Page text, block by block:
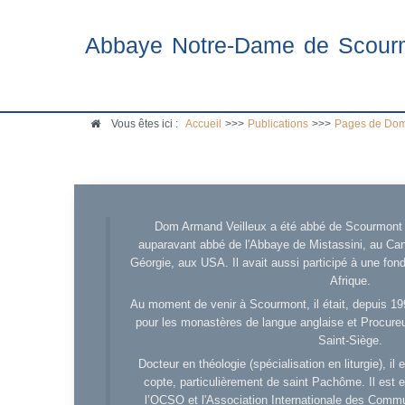
Abbaye Notre-Dame de
Vous êtes ici : Accueil >>> Publications >>> Pages de
Dom Armand Veilleux a été abbé de
auparavant abbé de l'Abbaye de Mistassini, au
Géorgie, aux USA. Il avait aussi participé à une
Afrique.
Au moment de venir à Scourmont, il était, depuis
pour les monastères de langue anglaise et
Saint-Siège.
Docteur en théologie (spécialisation en liturgie), il
copte, particulièrement de saint Pachôme. Il est
l’OCSO et l'Association Internationale des